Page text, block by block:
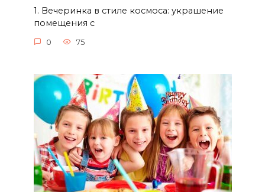
1. Вечеринка в стиле космоса: украшение
помещения с
0 75